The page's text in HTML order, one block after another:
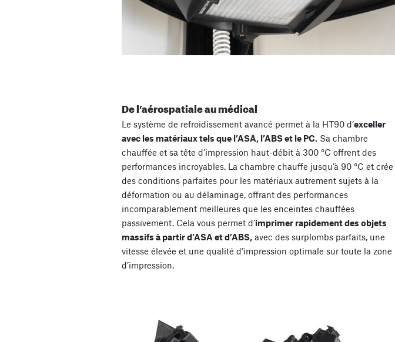
De l’aérospatiale au médical
Le système de refroidissement avancé permet à la HT90 d’exceller
avec les matériaux tels que l’ASA, l’ABS et le PC. Sa chambre
chauffée et sa tête d’impression haut-débit à 300 °C offrent des
performances incroyables. La chambre chauffe jusqu’à 90 °C et crée
des conditions parfaites pour les matériaux autrement sujets à la
déformation ou au délaminage, offrant des performances
incomparablement meilleures que les enceintes chauffées
passivement. Cela vous permet d’imprimer rapidement des objets
massifs à partir d’ASA et d’ABS, avec des surplombs parfaits, une
vitesse élevée et une qualité d’impression optimale sur toute la zone
d’impression.